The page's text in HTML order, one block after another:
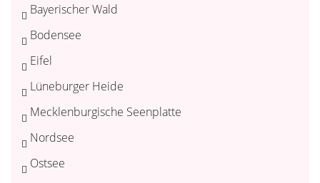
Bayerischer Wald
Bodensee
Eifel
Lüneburger Heide
Mecklenburgische Seenplatte
Nordsee
Ostsee